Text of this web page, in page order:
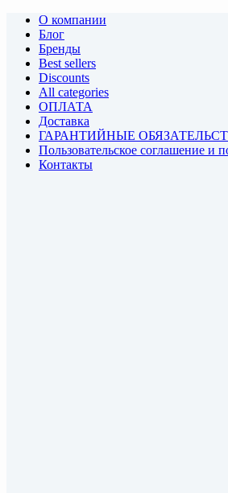
О компании
Блог
Бренды
Best sellers
Discounts
All categories
ОПЛАТА
Доставка
ГАРАНТИЙНЫЕ
Пользовательское соглашение
Контакты